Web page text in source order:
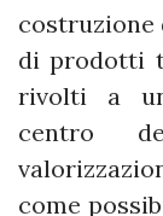
costruzione
di prodotti
rivolti a
centro
come